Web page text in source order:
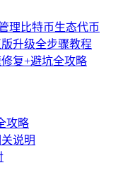
理比特币生态代币
升级全步骤教程
复+避坑全攻略
攻略
说明